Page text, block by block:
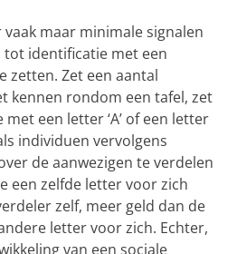
maar minimale signalen
identificatie met een
zetten. Zet een aantal
kennen rondom een tafel, zet
een letter ‘A’ of een letter
individuen vervolgens
de aanwezigen te verdelen
een zelfde letter voor zich
zelf, meer geld dan de
letter voor zich. Echter,
van een sociale